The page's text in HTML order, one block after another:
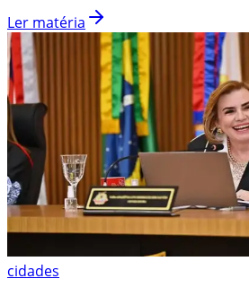
Ler matéria
cidades